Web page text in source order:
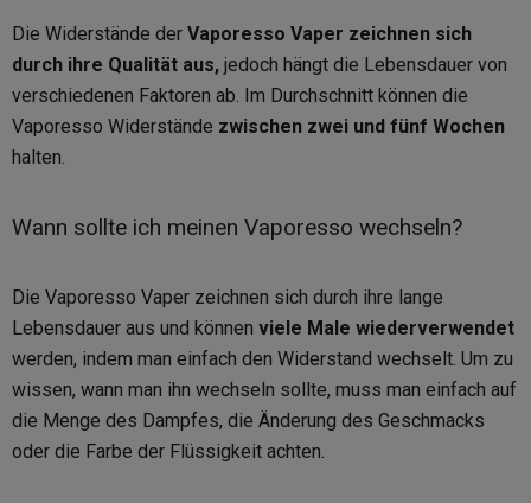
Die Widerstände der Vaporesso Vaper zeichnen sich
durch ihre Qualität aus, jedoch hängt die Lebensdauer von
verschiedenen Faktoren ab. Im Durchschnitt können die
Vaporesso Widerstände zwischen zwei und fünf Wochen
halten.
Wann sollte ich meinen Vaporesso wechseln?
Die Vaporesso Vaper zeichnen sich durch ihre lange
Lebensdauer aus und können viele Male wiederverwendet
werden, indem man einfach den Widerstand wechselt. Um zu
wissen, wann man ihn wechseln sollte, muss man einfach auf
die Menge des Dampfes, die Änderung des Geschmacks
oder die Farbe der Flüssigkeit achten.